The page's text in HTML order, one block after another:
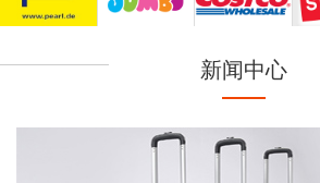
新闻中心